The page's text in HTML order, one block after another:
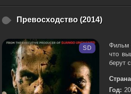
Превосходство (2014)
SD
Фильм
что
берут
Год: